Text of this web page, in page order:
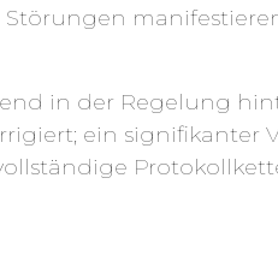
Störungen
in der Regelung
ein signifikanter